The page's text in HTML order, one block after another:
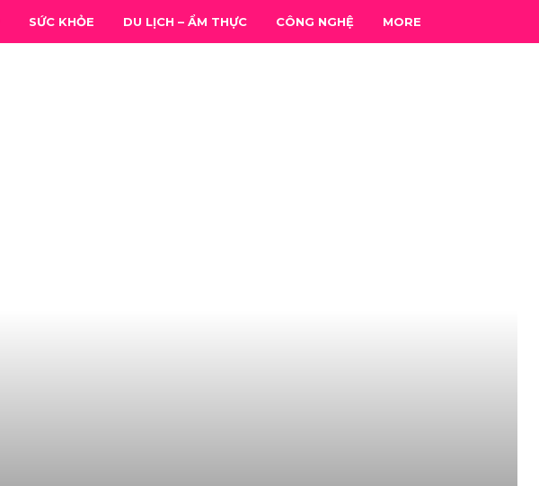
SỨC KHỎE DU LỊCH – ẨM THỰC CÔNG NGHỆ MORE